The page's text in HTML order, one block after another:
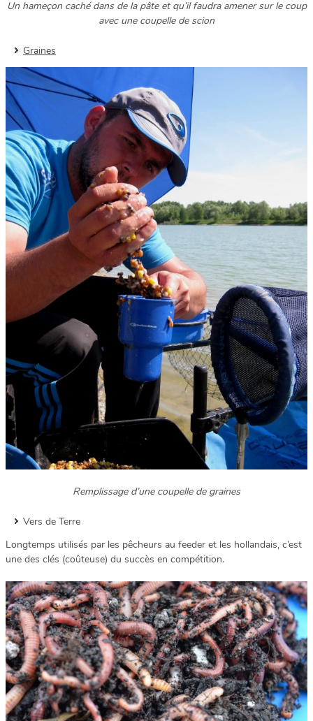
Un hameçon caché dans de la pâte et qu’il faudra amener sur le coup
avec une coupelle de scion
Graines
Remplissage d’une coupelle de graines
Vers de Terre
Longtemps utilisés par les pêcheurs au feeder et les hollandais, c’est
une des clés (coûteuse) du succès en compétition.